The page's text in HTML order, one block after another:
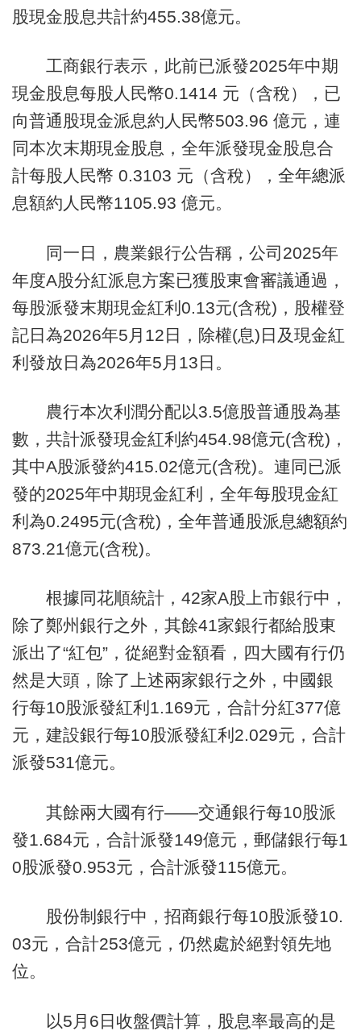
股現金股息共計約455.38億元。
工商銀行表示，此前已派發2025年中期
現金股息每股人民幣0.1414 元（含稅），已
向普通股現金派息約人民幣503.96 億元，連
同本次末期現金股息，全年派發現金股息合
計每股人民幣 0.3103 元（含稅），全年總派
息額約人民幣1105.93 億元。
同一日，農業銀行公告稱，公司2025年
年度A股分紅派息方案已獲股東會審議通過，
每股派發末期現金紅利0.13元(含稅)，股權登
記日為2026年5月12日，除權(息)日及現金紅
利發放日為2026年5月13日。
農行本次利潤分配以3.5億股普通股為基
數，共計派發現金紅利約454.98億元(含稅)，
其中A股派發約415.02億元(含稅)。連同已派
發的2025年中期現金紅利，全年每股現金紅
利為0.2495元(含稅)，全年普通股派息總額約
873.21億元(含稅)。
根據同花順統計，42家A股上市銀行中，
除了鄭州銀行之外，其餘41家銀行都給股東
派出了“紅包”，從絕對金額看，四大國有行仍
然是大頭，除了上述兩家銀行之外，中國銀
行每10股派發紅利1.169元，合計分紅377億
元，建設銀行每10股派發紅利2.029元，合計
派發531億元。
其餘兩大國有行——交通銀行每10股派
發1.684元，合計派發149億元，郵儲銀行每1
0股派發0.953元，合計派發115億元。
股份制銀行中，招商銀行每10股派發10.
03元，合計253億元，仍然處於絕對領先地
位。
以5月6日收盤價計算，股息率最高的是